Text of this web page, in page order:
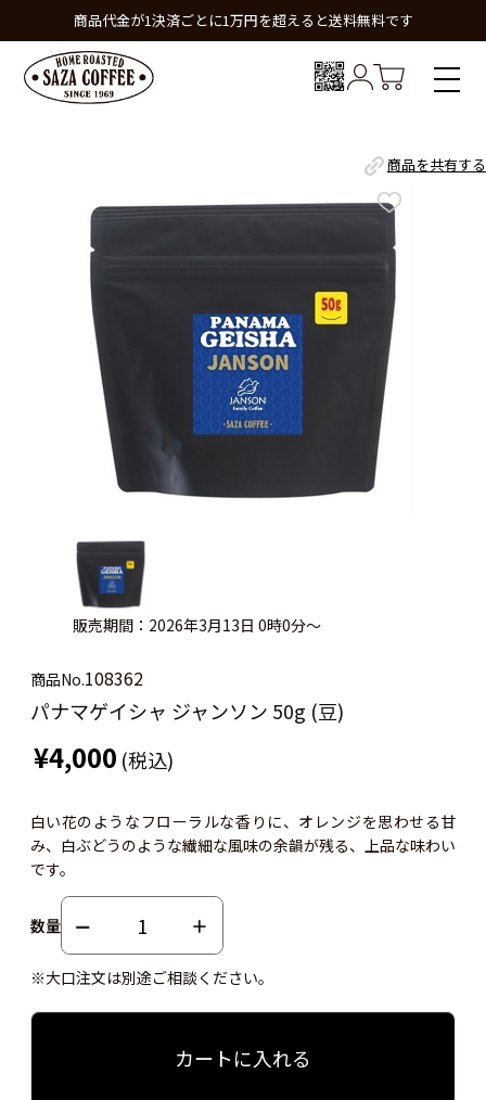
商品代金が1決済ごとに1万円を超えると送料無料です
商品を共有する
販売期間：2026年3月13日 0時0分～
商品No.108362
パナマゲイシャ ジャンソン 50g (豆)
¥4,000 (税込)
白い花のようなフローラルな香りに、オレンジを思わせる甘
み、白ぶどうのような繊細な風味の余韻が残る、上品な味わい
です。
数量
※大口注文は別途ご相談ください。
カートに入れる